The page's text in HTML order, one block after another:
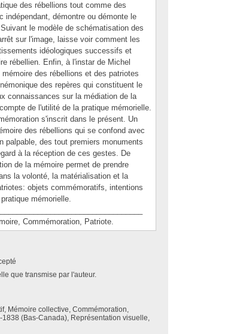
des rébellions tout comme des
indépendant, démontre ou démonte le
le modèle de schématisation des
sur l'image, laisse voir comment les
idéologiques successifs et
rébellien. Enfin, à l'instar de Michel
des rébellions et des patriotes
des repères qui constituent le
connaissances sur la médiation de la
de l'utilité de la pratique mémorielle.
s'inscrit dans le présent. Un
des rébellions qui se confond avec
palpable, des tout premiers monuments
à la réception de ces gestes. De
de la mémoire permet de prendre
la volonté, la matérialisation et la
objets commémoratifs, intentions
mémorielle.
Commémoration, Patriote.
que transmise par l'auteur.
Mémoire collective, Commémoration,
(Bas-Canada), Représentation visuelle,